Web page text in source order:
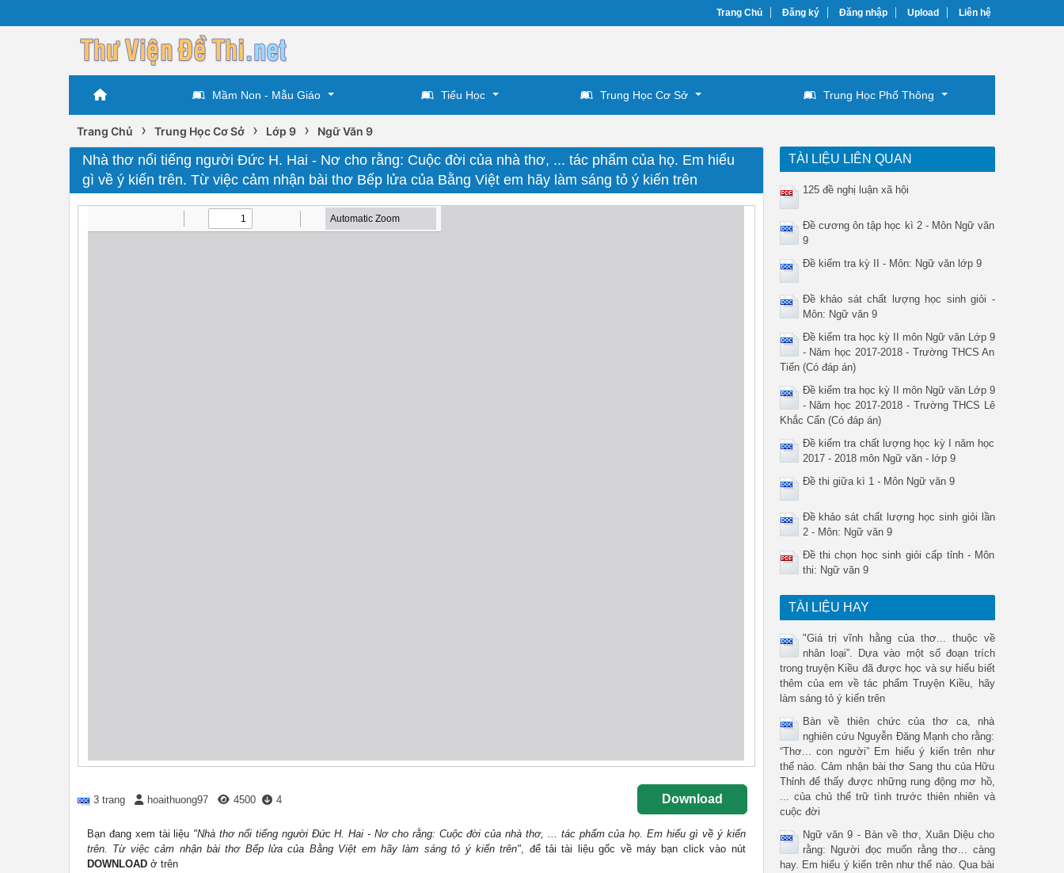
Trang Chủ Đăng ký Đăng nhập Upload Liên hệ
Mầm Non - Mẫu Giáo Tiểu Học Trung Học Cơ Sở Trung Học Phổ Thông
Trang Chủ › Trung Học Cơ Sở › Lớp 9 › Ngữ Văn 9
Nhà thơ nổi tiếng người Đức H. Hai - Nơ cho rằng: Cuộc đời của nhà thơ, ... tác phẩm của họ. Em hiểu
gì về ý kiến trên. Từ việc cảm nhận bài thơ Bếp lửa của Bằng Việt em hãy làm sáng tỏ ý kiến trên
3 trang hoaithuong97 4500 4 Download
Bạn đang xem tài liệu "Nhà thơ nổi tiếng người Đức H. Hai - Nơ cho rằng: Cuộc đời của nhà thơ, ... tác phẩm của họ. Em hiểu gì về ý kiến
trên. Từ việc cảm nhận bài thơ Bếp lửa của Bằng Việt em hãy làm sáng tỏ ý kiến trên", để tải tài liệu gốc về máy bạn click vào nút
DOWNLOAD ở trên
TÀI LIỆU LIÊN QUAN
125 đề nghị luận xã hội
Đề cương ôn tập học kì 2 - Môn Ngữ văn
9
Đề kiểm tra kỳ II - Môn: Ngữ văn lớp 9
Đề khảo sát chất lượng học sinh giỏi -
Môn: Ngữ văn 9
Đề kiểm tra học kỳ II môn Ngữ văn Lớp 9
- Năm học 2017-2018 - Trường THCS An
Tiến (Có đáp án)
Đề kiểm tra học kỳ II môn Ngữ văn Lớp 9
- Năm học 2017-2018 - Trường THCS Lê
Khắc Cẩn (Có đáp án)
Đề kiểm tra chất lượng học kỳ I năm học
2017 - 2018 môn Ngữ văn - lớp 9
Đề thi giữa kì 1 - Môn Ngữ văn 9
Đề khảo sát chất lượng học sinh giỏi lần
2 - Môn: Ngữ văn 9
Đề thi chọn học sinh giỏi cấp tỉnh - Môn
thi: Ngữ văn 9
TÀI LIỆU HAY
"Giá trị vĩnh hằng của thơ... thuộc về
nhân loại”. Dựa vào một số đoạn trích
trong truyện Kiều đã được học và sự hiểu biết
thêm của em về tác phẩm Truyện Kiều, hãy
làm sáng tỏ ý kiến trên
Bàn về thiên chức của thơ ca, nhà
nghiên cứu Nguyễn Đăng Mạnh cho rằng:
“Thơ... con người” Em hiểu ý kiến trên như
thế nào. Cảm nhận bài thơ Sang thu của Hữu
Thỉnh để thấy được những rung động mơ hồ,
... của chủ thể trữ tình trước thiên nhiên và
cuộc đời
Ngữ văn 9 - Bàn về thơ, Xuân Diệu cho
rằng: Người đọc muốn rằng thơ... càng
hay. Em hiểu ý kiến trên như thế nào. Qua bài